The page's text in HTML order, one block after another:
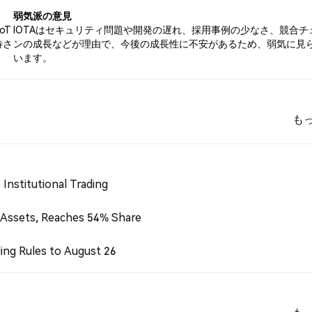
弱気派の意見
IOTAはセキュリティ問題や開発の遅れ、採用事例の少なさ、競合チ
ンの成長などが理由で、今後の成長性に不安があるため、弱気に見
います。
も
Institutional Trading
Reaches 54% Share
Rules to August 26